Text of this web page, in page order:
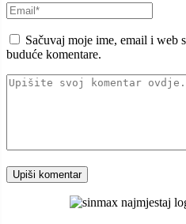
Sačuvaj moje ime, email i web
buduće komentare.